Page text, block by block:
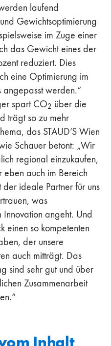
laufend
Gewichtsoptimierung
im Zuge einer
das Gewicht eines der
reduziert. Dies
eine Optimierung im
angepasst werden.“
spart CO2 über die
trägt so zu mehr
das STAUD’S Wien
Schauer betont: „Wir
regional einzukaufen,
auch im Bereich
ideale Partner für uns
was
angeht. Und
einen so kompetenten
der unsere
auch mitträgt. Das
sind sehr gut und über
Zusammenarbeit
Inhalt